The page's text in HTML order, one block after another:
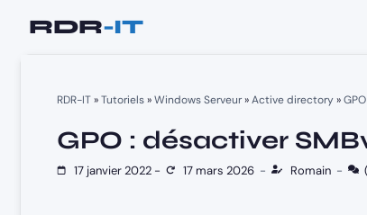
RDR-IT»Tutoriels»Windows Serveur»Active directory»
GPO : désactiver
17 janvier 2022 - 17 mars 2026 - Romain - (